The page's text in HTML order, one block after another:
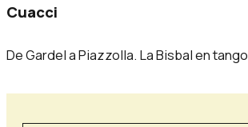
Cuacci
De Gardel a Piazzolla. La Bisbal en tango